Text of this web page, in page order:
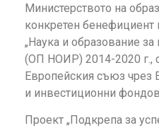
Министерството на
конкретен бенефициент
„Наука и образование за
(ОП НОИР) 2014-2020 г.,
Европейския съюз чрез
и инвестиционни
Проект „Подкрепа за